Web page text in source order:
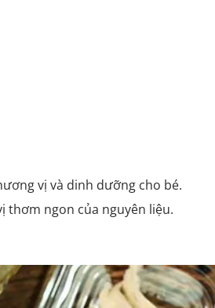
vị và dinh dưỡng cho bé.
thơm ngon của nguyên liệu.